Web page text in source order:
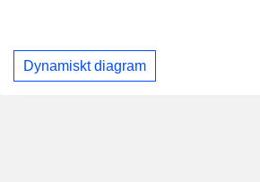
Dynamiskt diagram